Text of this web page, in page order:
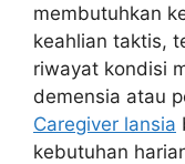
membutuhkan
keahlian taktis,
riwayat kondisi
demensia atau
Caregiver lansia
kebutuhan